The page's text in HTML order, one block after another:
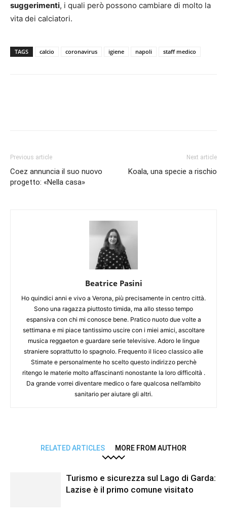
suggerimenti, i quali però possono cambiare di molto la
vita dei calciatori.
TAGS calcio coronavirus igiene napoli staff medico
Previous article
Coez annuncia il suo nuovo
progetto: «Nella casa»
Next article
Koala, una specie a rischio
Beatrice Pasini
Ho quindici anni e vivo a Verona, più precisamente in centro città.
Sono una ragazza piuttosto timida, ma allo stesso tempo
espansiva con chi mi conosce bene. Pratico nuoto due volte a
settimana e mi piace tantissimo uscire con i miei amici, ascoltare
musica reggaeton e guardare serie televisive. Adoro le lingue
straniere soprattutto lo spagnolo. Frequento il liceo classico alle
Stimate e personalmente ho scelto questo indirizzo perchè
ritengo le materie molto affascinanti nonostante la loro difficoltà .
Da grande vorrei diventare medico o fare qualcosa nell’ambito
sanitario per aiutare gli altri.
RELATED ARTICLES MORE FROM AUTHOR
Turismo e sicurezza sul Lago di Garda:
Lazise è il primo comune visitato